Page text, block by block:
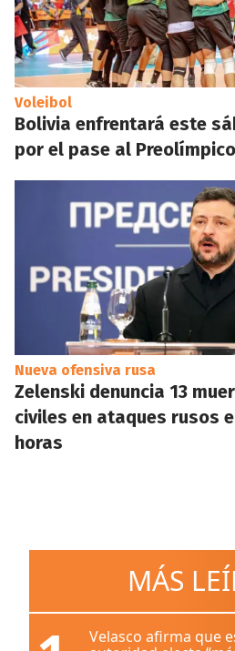
Voleibol
Bolivia enfrentará este
por el pase al
Nueva ofensiva rusa
Zelenski denuncia 13
civiles en ataques rusos
horas
MÁS
Velasco afirma que